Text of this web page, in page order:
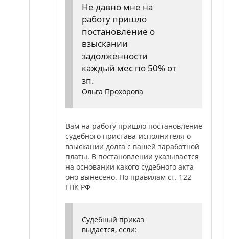
Не давно мне на
работу пришло
постановление о
взыскании
задолженности
каждый мес по 50% от
зп.
Ольга Прохорова
Вам на работу пришло постановление
судебного пристава-исполнителя о
взыскании долга с вашей заработной
платы. В постановлении указывается
на основании какого судебного акта
оно вынесено. По правилам ст. 122
ГПК РФ
Судебный приказ
выдается, если: